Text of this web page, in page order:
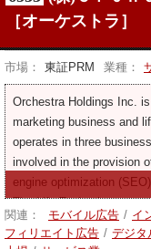
［オーケストラ］
市場： 東証PRM 業種：
Orchestra Holdings Inc.
marketing business and
operates in three
involved in the provision
engine optimization
The Life Technology
planning, development
engaged in the
関連： モバイル広告 / イ
フィリエイト広告 / デジタ